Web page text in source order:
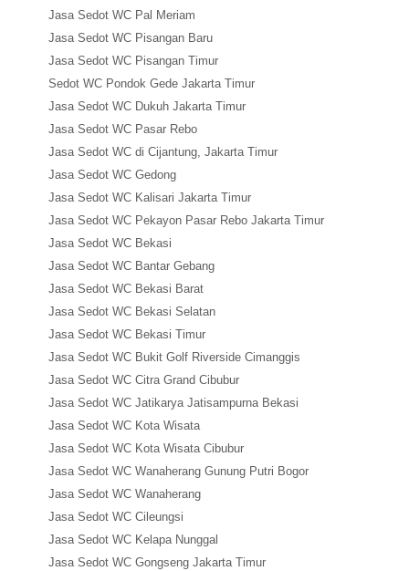
Jasa Sedot WC Pal Meriam
Jasa Sedot WC Pisangan Baru
Jasa Sedot WC Pisangan Timur
Sedot WC Pondok Gede Jakarta Timur
Jasa Sedot WC Dukuh Jakarta Timur
Jasa Sedot WC Pasar Rebo
Jasa Sedot WC di Cijantung, Jakarta Timur
Jasa Sedot WC Gedong
Jasa Sedot WC Kalisari Jakarta Timur
Jasa Sedot WC Pekayon Pasar Rebo Jakarta Timur
Jasa Sedot WC Bekasi
Jasa Sedot WC Bantar Gebang
Jasa Sedot WC Bekasi Barat
Jasa Sedot WC Bekasi Selatan
Jasa Sedot WC Bekasi Timur
Jasa Sedot WC Bukit Golf Riverside Cimanggis
Jasa Sedot WC Citra Grand Cibubur
Jasa Sedot WC Jatikarya Jatisampurna Bekasi
Jasa Sedot WC Kota Wisata
Jasa Sedot WC Kota Wisata Cibubur
Jasa Sedot WC Wanaherang Gunung Putri Bogor
Jasa Sedot WC Wanaherang
Jasa Sedot WC Cileungsi
Jasa Sedot WC Kelapa Nunggal
Jasa Sedot WC Gongseng Jakarta Timur